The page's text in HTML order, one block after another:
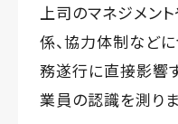
上司のマネジメン
係、協力体制など
務遂行に直接影響
業員の認識を測りま